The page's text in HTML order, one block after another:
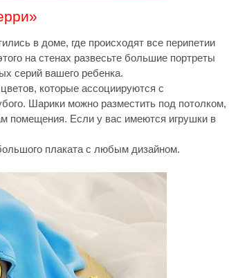
в доме, где происходят все перипетии
на стенах развесьте большие портреты
серий вашего ребенка.
которые ассоциируются с
Шарики можно разместить под потолком,
помещения. Если у вас имеются игрушки в
плаката с любым дизайном.